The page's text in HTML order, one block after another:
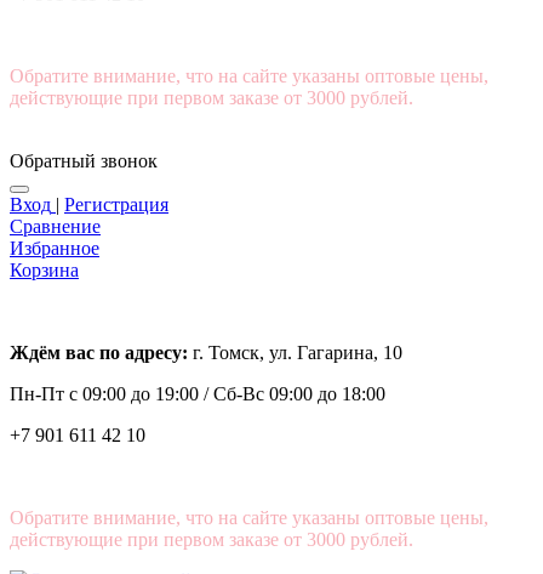
Обратите внимание, что на сайте указаны оптовые цены,
действующие при первом заказе от 3000 рублей.
Обратный звонок
Вход | Регистрация
Сравнение
Избранное
Корзина
Ждём вас по адресу: г. Томск, ул. Гагарина, 10
Пн-Пт с 09:00 до 19:00 /Сб-Вс 09:00 до 18:00
+7 901 611 42 10
Обратите внимание, что на сайте указаны оптовые цены,
действующие при первом заказе от 3000 рублей.